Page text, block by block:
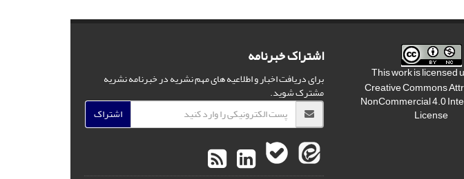
This work is licensed
Creative Commons
NonCommercial 4.0
License
اشتراک خبرنامه
برای دریافت اخبار و اطلاعیه های مهم نشریه در خبرنامه نشریه
مشترک شوید.
اشتراک